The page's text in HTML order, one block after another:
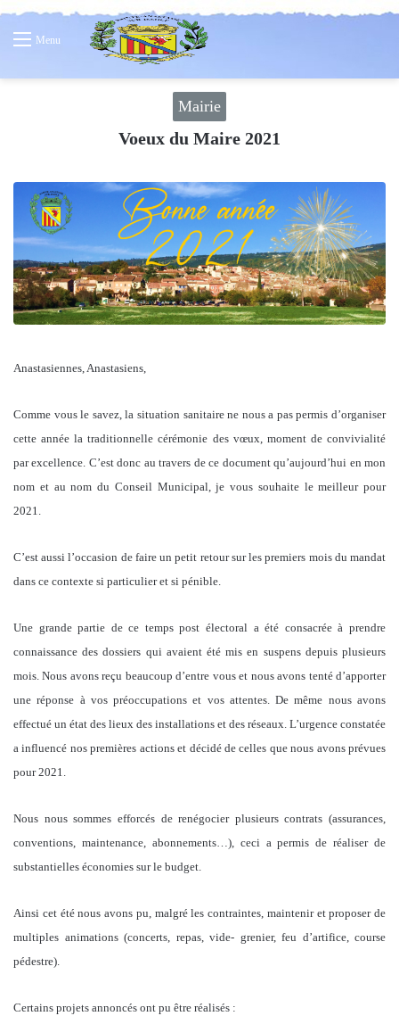
Menu
Mairie
Voeux du Maire 2021
Anastasiennes, Anastasiens,
Comme vous le savez, la situation sanitaire ne nous a pas permis d’organiser
cette année la traditionnelle cérémonie des vœux, moment de convivialité
par excellence. C’est donc au travers de ce document qu’aujourd’hui en mon
nom et au nom du Conseil Municipal, je vous souhaite le meilleur pour
2021.
C’est aussi l’occasion de faire un petit retour sur les premiers mois du mandat
dans ce contexte si particulier et si pénible.
Une grande partie de ce temps post électoral a été consacrée à prendre
connaissance des dossiers qui avaient été mis en suspens depuis plusieurs
mois. Nous avons reçu beaucoup d’entre vous et nous avons tenté d’apporter
une réponse à vos préoccupations et vos attentes. De même nous avons
effectué un état des lieux des installations et des réseaux. L’urgence constatée
a influencé nos premières actions et décidé de celles que nous avons prévues
pour 2021.
Nous nous sommes efforcés de renégocier plusieurs contrats (assurances,
conventions, maintenance, abonnements…), ceci a permis de réaliser de
substantielles économies sur le budget.
Ainsi cet été nous avons pu, malgré les contraintes, maintenir et proposer de
multiples animations (concerts, repas, vide- grenier, feu d’artifice, course
pédestre).
Certains projets annoncés ont pu être réalisés :